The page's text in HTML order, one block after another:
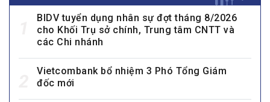
BIDV tuyển dụng nhân sự đợt tháng 8/2026
cho Khối Trụ sở chính, Trung tâm CNTT và
các Chi nhánh
Vietcombank bổ nhiệm 3 Phó Tổng Giám
đốc mới